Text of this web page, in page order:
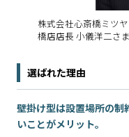
株式会社心斎橋ミツ
橋店店長 小儀洋二さま
選ばれた理由
壁掛け型は設置場所の制
いことがメリット。